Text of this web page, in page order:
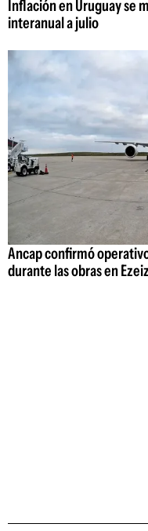
Inflación en Uruguay se
interanual a julio
Ancap confirmó
durante las obras en